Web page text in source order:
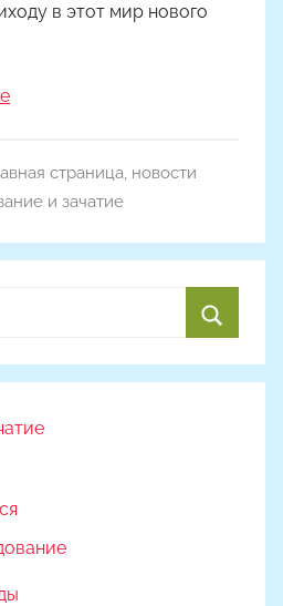
в этот мир нового
страница, новости
и зачатие